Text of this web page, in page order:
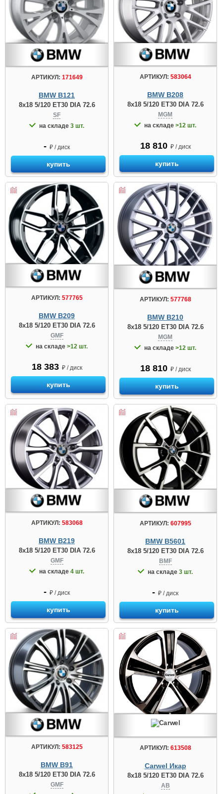
АРТИКУЛ: 171649
BMW B121
8x18 5/120 ET30 DIA 72.6
SF
на складе 3 шт.
- ₽ / диск
купить
АРТИКУЛ: 583064
BMW B208
8x18 5/120 ET30 DIA 72.6
MGM
на складе >12 шт.
18 810 ₽ / диск
купить
АРТИКУЛ: 577765
BMW B209
8x18 5/120 ET30 DIA 72.6
GMF
на складе >12 шт.
18 383 ₽ / диск
купить
АРТИКУЛ: 577768
BMW B210
8x18 5/120 ET30 DIA 72.6
MGM
на складе >12 шт.
18 810 ₽ / диск
купить
АРТИКУЛ: 583068
BMW B219
8x18 5/120 ET30 DIA 72.6
GMF
на складе 4 шт.
- ₽ / диск
купить
АРТИКУЛ: 607995
BMW B5601
8x18 5/120 ET30 DIA 72.6
BMF
на складе 3 шт.
- ₽ / диск
купить
АРТИКУЛ: 583125
BMW B91
8x18 5/120 ET30 DIA 72.6
GMF
АРТИКУЛ: 613508
Carwel Икар
8x18 5/120 ET30 DIA 72.6
AB